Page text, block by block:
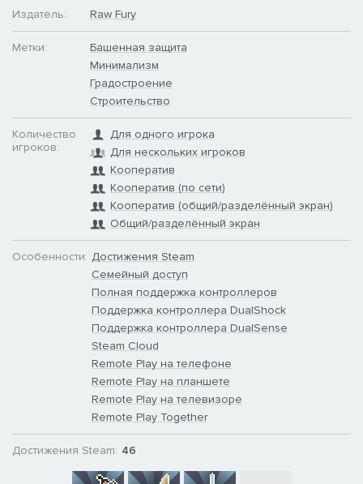
Издатель:
Raw Fury
Метки:
Башенная защита
Минимализм
Градостроение
Строительство
Количество
игроков:
Для одного игрока
Для нескольких игроков
Кооператив
Кооператив (по сети)
Кооператив (общий/разделённый экран)
Общий/разделённый экран
Особенности: Достижения Steam
Семейный доступ
Полная поддержка контроллеров
Поддержка контроллера DualShock
Поддержка контроллера DualSense
Steam Cloud
Remote Play на телефоне
Remote Play на планшете
Remote Play на телевизоре
Remote Play Together
Достижения Steam: 46